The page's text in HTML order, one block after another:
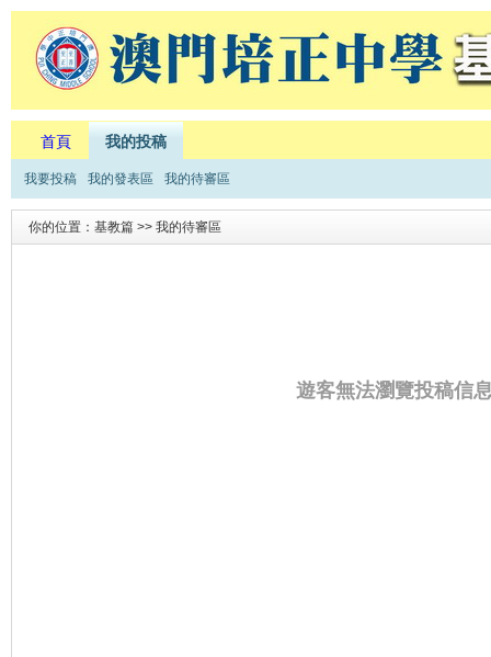
首頁 我的投稿
我要投稿 我的發表區 我的待審區
你的位置：基教篇 >> 我的待審區
遊客無法瀏覽投稿信